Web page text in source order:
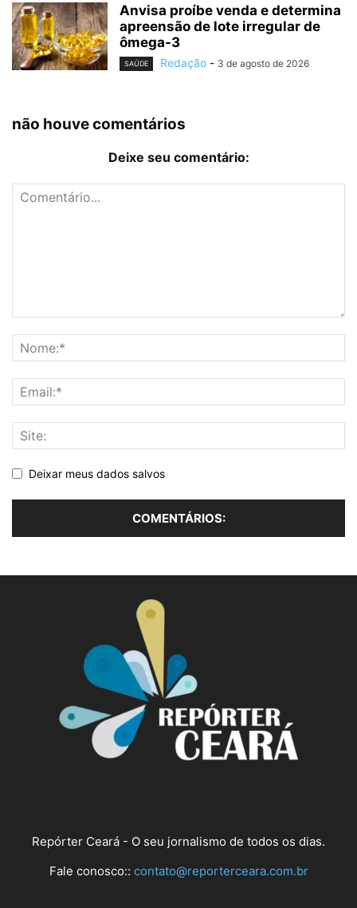
Anvisa proíbe venda e determina
apreensão de lote irregular de
ômega-3
SAÚDE Redação - 3 de agosto de 2026
não houve comentários
Deixe seu comentário:
Deixar meus dados salvos
Repórter Ceará - O seu jornalismo de todos os dias.
Fale conosco:: contato@reporterceara.com.br